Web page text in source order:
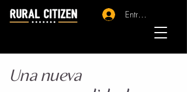
Entrar - Registro
Una nueva